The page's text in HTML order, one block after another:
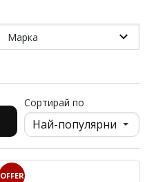
Марка
Сортирай по
OFFER